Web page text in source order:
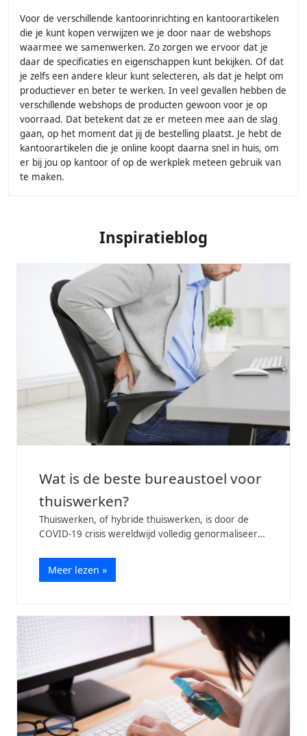
Voor de verschillende kantoorinrichting en kantoorartikelen
die je kunt kopen verwijzen we je door naar de webshops
waarmee we samenwerken. Zo zorgen we ervoor dat je
daar de specificaties en eigenschappen kunt bekijken. Of dat
je zelfs een andere kleur kunt selecteren, als dat je helpt om
productiever en beter te werken. In veel gevallen hebben de
verschillende webshops de producten gewoon voor je op
voorraad. Dat betekent dat ze er meteen mee aan de slag
gaan, op het moment dat jij de bestelling plaatst. Je hebt de
kantoorartikelen die je online koopt daarna snel in huis, om
er bij jou op kantoor of op de werkplek meteen gebruik van
te maken.
Inspiratieblog
Wat is de beste bureaustoel voor
thuiswerken?
Thuiswerken, of hybride thuiswerken, is door de
COVID-19 crisis wereldwijd volledig genormaliseerd.
Meer lezen »